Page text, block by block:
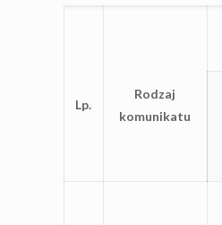
Lp.
Rodzaj
komunikatu